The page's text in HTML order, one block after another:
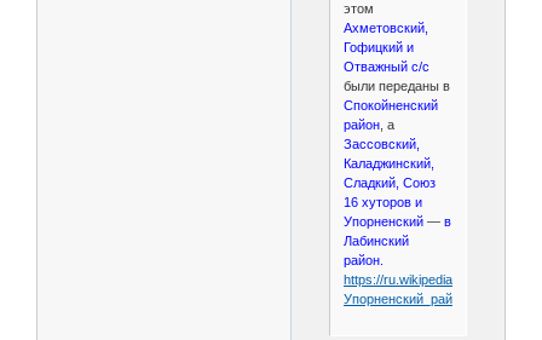
этом
Ахметовский,
Гофицкий и
Отважный с/с
были переданы в
Спокойненский
район, а
Зассовский,
Каладжинский,
Сладкий, Союз
16 хуторов и
Упорненский— в
Лабинский
район.
https://ru.wikipedia.org/wiki/
Упорненский_район